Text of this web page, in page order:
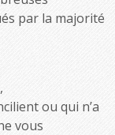
par la majorité
ou qui n’a
vous